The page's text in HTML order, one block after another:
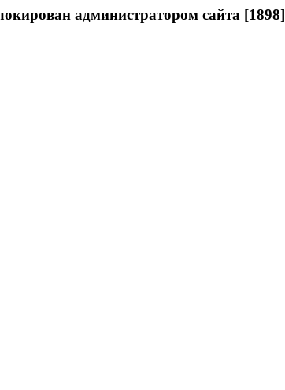
администратором сайта [1898]